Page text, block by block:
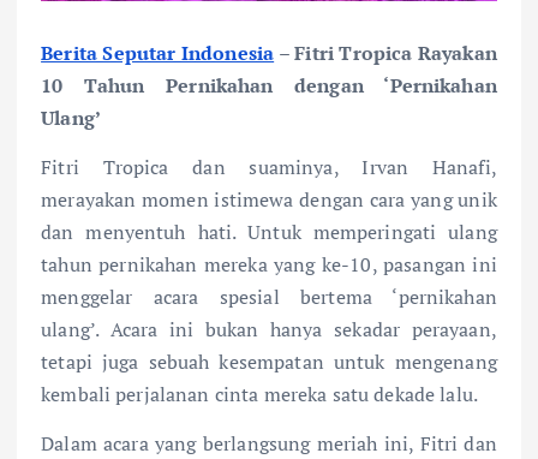
Berita Seputar Indonesia – Fitri Tropica Rayakan
10 Tahun Pernikahan dengan ‘Pernikahan
Ulang’
Fitri Tropica dan suaminya, Irvan Hanafi,
merayakan momen istimewa dengan cara yang unik
dan menyentuh hati. Untuk memperingati ulang
tahun pernikahan mereka yang ke-10, pasangan ini
menggelar acara spesial bertema ‘pernikahan
ulang’. Acara ini bukan hanya sekadar perayaan,
tetapi juga sebuah kesempatan untuk mengenang
kembali perjalanan cinta mereka satu dekade lalu.
Dalam acara yang berlangsung meriah ini, Fitri dan